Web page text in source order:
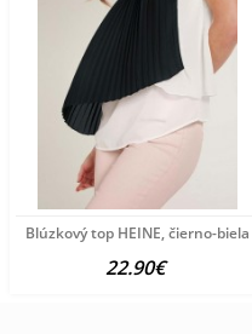
Blúzkový top HEINE, čierno-biela
22.90€